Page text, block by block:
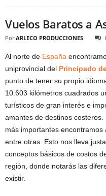
Vuelos Baratos a
Por ARLECO PRODUCCIONES
Al norte de España
uniprovincial del Principado
punto de tener su propio
10.603 kilómetros cuadrados
turísticos de gran interés e
amantes de destinos
más importantes encontramos
entre otras. Esto nos lleva
conceptos básicos de costos
región, donde notarás las
existir.